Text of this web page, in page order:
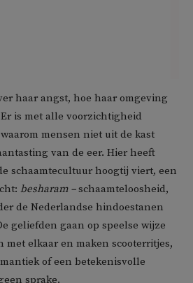
haar angst, hoe haar omgeving
is met alle voorzichtigheid
mensen niet uit de kast
van de eer. Hier heeft
schaamtecultuur hoogtij viert, een
besharam –schaamteloosheid,
de Nederlandse hindoestanen
geliefden gaan op speelse wijze
met elkaar en maken scooterritjes,
of een betekenisvolle
sprake.